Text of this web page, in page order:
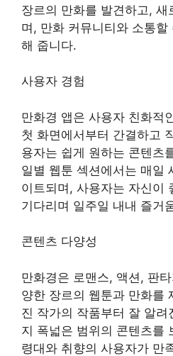
장르의 만화를 발견하고,
며, 만화 커뮤니티와 소통할
해 줍니다.
사용자 경험
만화경 앱은 사용자 친화적
첫 화면에서부터 간결하고
용자는 쉽게 원하는 콘텐츠
일별 웹툰 섹션에서는 매일
이트되며, 사용자는 자신이
기다리며 일주일 내내 즐거
콘텐츠 다양성
만화경은 로맨스, 액션, 판
양한 장르의 웹툰과 만화를
진 작가의 작품부터 잘 알
지 폭넓은 범위의 콘텐츠를
령대와 취향의 사용자가 만